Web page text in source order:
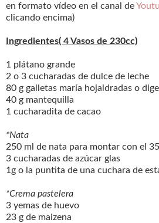
en formato vídeo en el canal de
clicando encima)
Ingredientes( 4 Vasos de 230cc)
1 plátano grande
2 o 3 cucharadas de dulce de leche
80 g galletas maría hojaldradas o
40 g mantequilla
1 cucharadita de cacao
*Nata
250 ml de nata para montar con el
3 cucharadas de azúcar glas
1g o la puntita de una cuchara de
*Crema pastelera
3 yemas de huevo
23 g de maizena